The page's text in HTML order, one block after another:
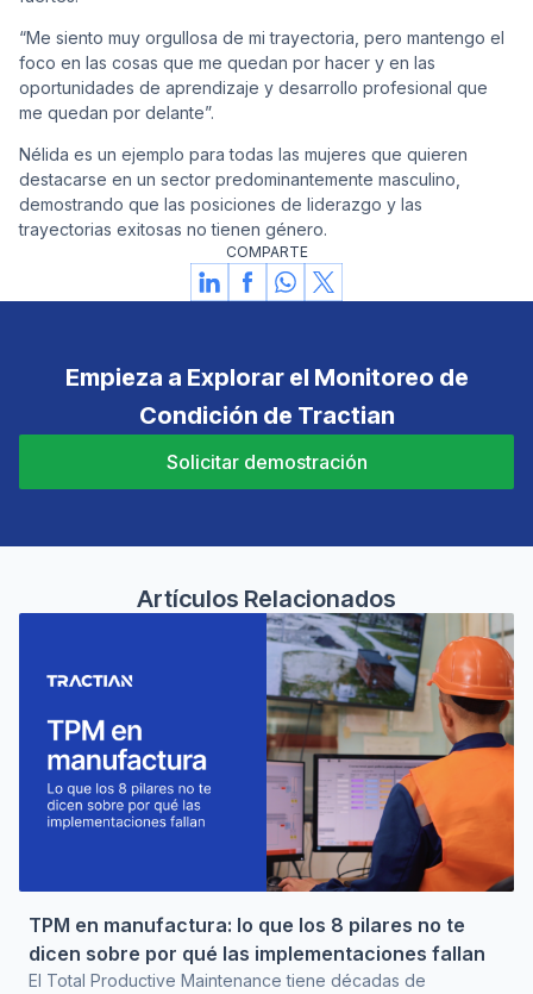
“Me siento muy orgullosa de mi trayectoria, pero mantengo el
foco en las cosas que me quedan por hacer y en las
oportunidades de aprendizaje y desarrollo profesional que
me quedan por delante”.
Nélida es un ejemplo para todas las mujeres que quieren
destacarse en un sector predominantemente masculino,
demostrando que las posiciones de liderazgo y las
trayectorias exitosas no tienen género.
COMPARTE
Empieza a Explorar el Monitoreo de
Condición de Tractian
Solicitar demostración
Artículos Relacionados
TPM en manufactura: lo que los 8 pilares no te
dicen sobre por qué las implementaciones fallan
El Total Productive Maintenance tiene décadas de